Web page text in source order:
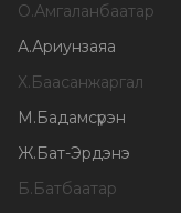
О.Амгаланбаатар
А.Ариунзаяа
Х.Баасанжаргал
М.Бадамсүрэн
Ж.Бат-Эрдэнэ
Б.Батбаатар